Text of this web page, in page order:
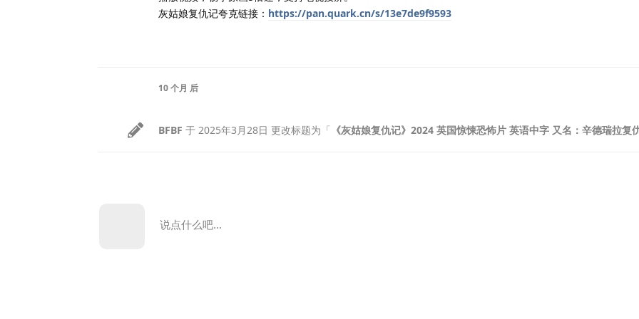
灰姑娘复仇记夸克链接： https://pan.quark.cn/s/13e7de9f9593
10 个月 后
BFBF 于 2025年3月28日 更改标题为「 《灰姑娘复仇记》2024 英国惊悚恐怖片 英语中字 又名：辛德瑞拉复
说点什么吧...